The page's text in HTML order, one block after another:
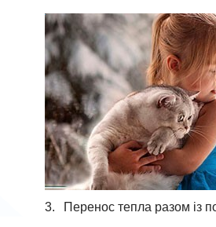
Перенос тепла разом із